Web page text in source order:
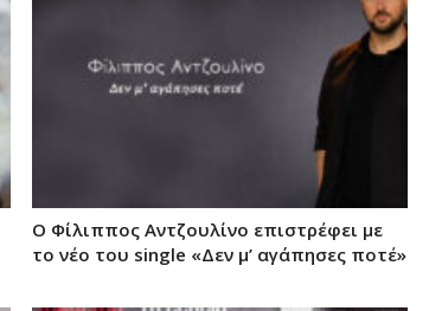
Ο Φίλιππος Αντζουλίνο επιστρέφει με
το νέο του single «Δεν μ’ αγάπησες ποτέ»